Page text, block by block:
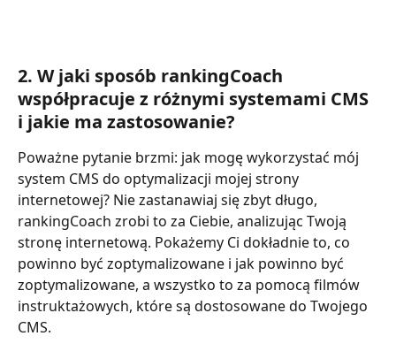
2. W jaki sposób rankingCoach
współpracuje z różnymi systemami CMS
i jakie ma zastosowanie?
Poważne pytanie brzmi: jak mogę wykorzystać mój
system CMS do optymalizacji mojej strony
internetowej? Nie zastanawiaj się zbyt długo,
rankingCoach zrobi to za Ciebie, analizując Twoją
stronę internetową. Pokażemy Ci dokładnie to, co
powinno być zoptymalizowane i jak powinno być
zoptymalizowane, a wszystko to za pomocą filmów
instruktażowych, które są dostosowane do Twojego
CMS.